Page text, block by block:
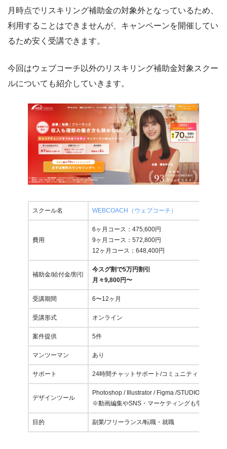
す。
経歴
ス統括
2022年｜ステップ・アラウンド株式会社 執行役員
CMO（Webメディアの要件定義・UI/UX設計・ディレクショ
ン部門を管掌）
2024年｜rimad株式会社 代表取締役（2025年に株式会社アイ
2025年｜reslog株式会社 代表取締役
2026年〜｜個人開発者・マイクロSaaS開発中
制作実績（ディレクター・アートディレクターとして）
Webサイト：10件以上
SEOメディア：5件以上
主な関与サイト：reslog.jp/reslog.co.jp/faclog.jp/
faclog.jp/factoring-bulk-estimate-assessment/ sotokuro.com
月時点でリスキリング補助金の対象外となっているため、
利用することはできませんが、キャンペーンを開催してい
るため安く受講できます。
今回はウェブコーチ以外のリスキリング補助金対象スクー
ルについても紹介していきます。
スクール名 WEBCOACH（ウェブコーチ）
費用
6ヶ月コース：475,600円
9ヶ月コース：572,800円
12ヶ月コース：648,400円
補助金/給付金/割引
今スグ割で5万円割引
月々9,800円〜
受講期間 6〜12ヶ月
受講形式 オンライン
案件提供 5件
マンツーマン あり
サポート 24時間チャットサポート/コミュニティ
デザインツール
Photoshop / Illustrator / Figma /STUDIO
※動画編集やSNS・マーケティングも学習可能
目的 副業/フリーランス/転職・就職